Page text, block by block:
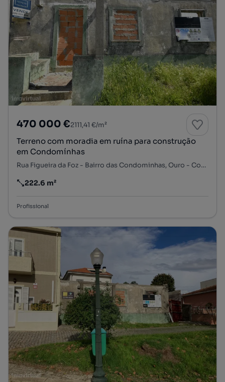
470 000 €2111,41 €/m²
Terreno com moradia em ruína para construção
em Condomínhas
Rua Figueira da Foz - Bairro das Condominhas, Ouro - Condominhas, Lordelo do Ouro e Massarelos, Porto, Porto
Preço por metro quadrado
222.6 m²
Profissional